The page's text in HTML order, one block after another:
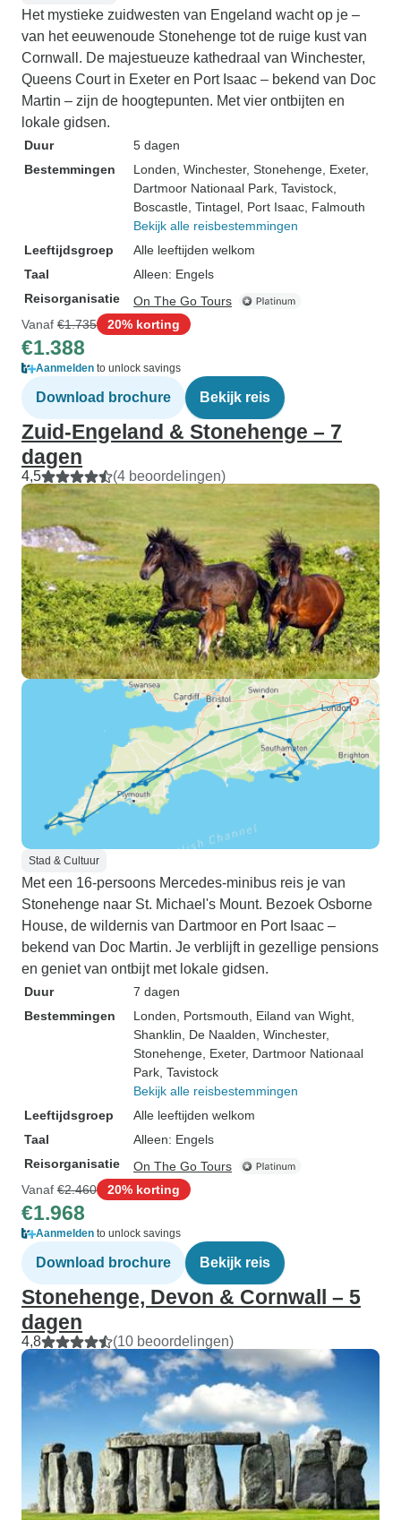
Het mystieke zuidwesten van Engeland wacht op je –
van het eeuwenoude Stonehenge tot de ruige kust van
Cornwall. De majestueuze kathedraal van Winchester,
Queens Court in Exeter en Port Isaac – bekend van Doc
Martin – zijn de hoogtepunten. Met vier ontbijten en
lokale gidsen.
Duur
5 dagen
Bestemmingen
Londen , Winchester, Stonehenge , Exeter,
Dartmoor Nationaal Park , Tavistock
Boscastle , Tintagel , Port Isaac , Falmouth
Bekijk alle reisbestemmingen
Leeftijdsgroep
Alle leeftijden welkom
Taal
Alleen: Engels
Reisorganisatie
On The Go Tours
Vanaf €1.735 20% korting
€1.388
Aanmelden to unlock savings
Download brochure Bekijk reis
Zuid-Engeland & Stonehenge – 7
dagen
4,5 (4 beoordelingen)
Stad & Cultuur
Met een 16-persoons Mercedes-minibus reis je van
Stonehenge naar St. Michael's Mount. Bezoek Osborne
House, de wildernis van Dartmoor en Port Isaac –
bekend van Doc Martin. Je verblijft in gezellige pensions
en geniet van ontbijt met lokale gidsen.
Duur
7 dagen
Bestemmingen
Londen , Portsmouth , Eiland van Wight
Shanklin , De Naalden , Winchester,
Stonehenge , Exeter, Dartmoor Nationaal
Park , Tavistock
Bekijk alle reisbestemmingen
Leeftijdsgroep
Alle leeftijden welkom
Taal
Alleen: Engels
Reisorganisatie
On The Go Tours
Vanaf €2.460 20% korting
€1.968
Aanmelden to unlock savings
Download brochure Bekijk reis
Stonehenge, Devon & Cornwall – 5
dagen
4,8 (10 beoordelingen)